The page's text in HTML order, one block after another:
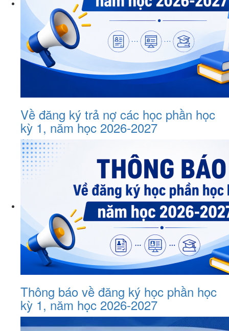
Về đăng ký trả nợ các học phần học
kỳ 1, năm học 2026-2027
Thông báo về đăng ký học phần học
kỳ 1, năm học 2026-2027